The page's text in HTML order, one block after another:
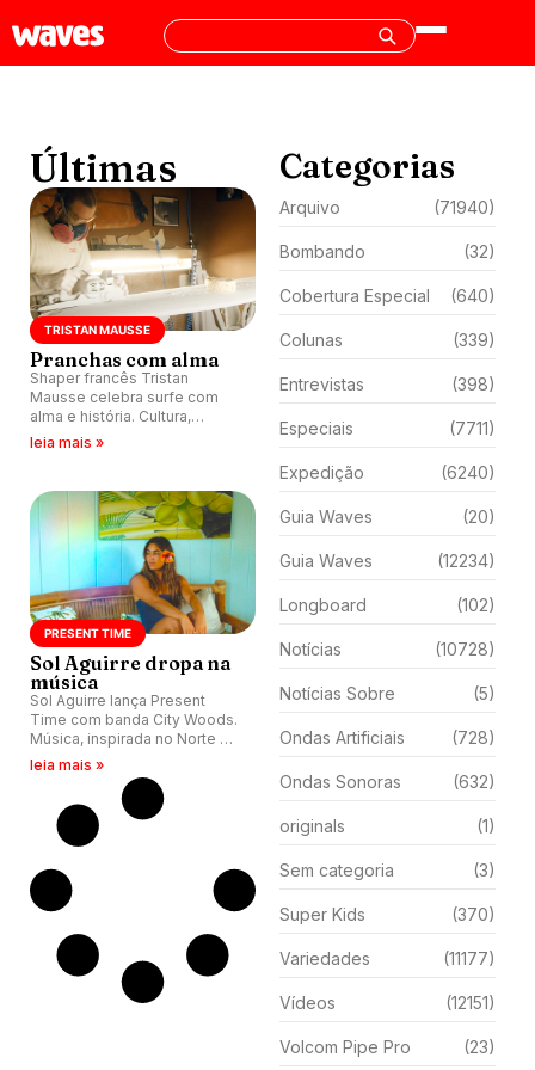
Últimas
TRISTAN MAUSSE
Pranchas com alma
Shaper francês Tristan
Mausse celebra surfe com
alma e história. Cultura,
música e família se misturam.
leia mais »
PRESENT TIME
Sol Aguirre dropa na
música
Sol Aguirre lança Present
Time com banda City Woods.
Música, inspirada no Norte do
Peru, já está disponível nas
plataformas digitais.
leia mais »
Categorias
Arquivo (71940)
Bombando (32)
Cobertura Especial (640)
Colunas (339)
Entrevistas (398)
Especiais (7711)
Expedição (6240)
Guia Waves (20)
Guia Waves (12234)
Longboard (102)
Notícias (10728)
Notícias Sobre (5)
Ondas Artificiais (728)
Ondas Sonoras (632)
originals (1)
Sem categoria (3)
Super Kids (370)
Variedades (11177)
Vídeos (12151)
Volcom Pipe Pro (23)